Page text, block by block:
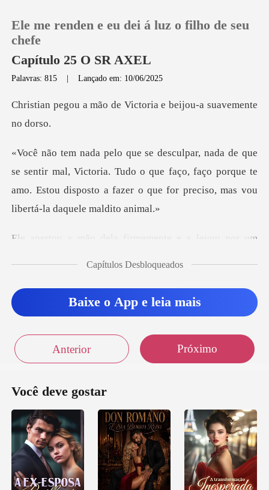
Loja
Histórico
Sair
Ele me renden e eu dei á luz o filho de seu
chefe
Capítulo 25 O SR AXEL
Palavras: 815 |Lançado em: 10/06/2025
de Victoria e beijou
, Victoria. Tudo o que faço, faço porque te
amo. Estou disposto a f
emente e a levou por um
Capítulos Desbloqueados
Baixe o App e leia mais
Anterior Próximo
Você deve gostar